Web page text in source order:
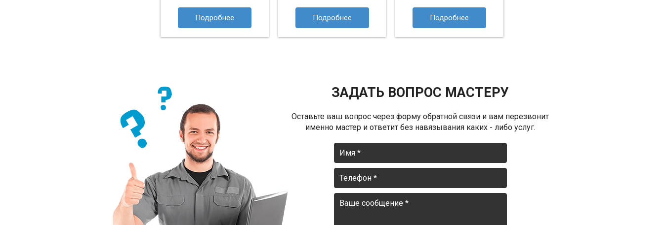
Подробнее Подробнее Подробнее
ЗАДАТЬ ВОПРОС МАСТЕРУ
Оставьте ваш вопрос через форму обратной связи и вам перезвонит
именно мастер и ответит без навязывания каких - либо услуг.